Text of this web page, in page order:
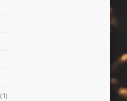
(1)